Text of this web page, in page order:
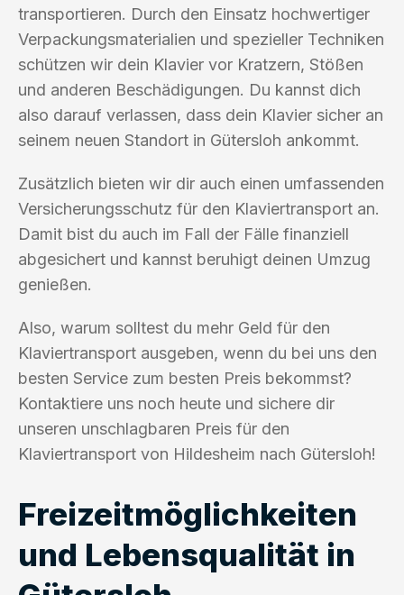
transportieren. Durch den Einsatz hochwertiger
Verpackungsmaterialien und spezieller Techniken
schützen wir dein Klavier vor Kratzern, Stößen
und anderen Beschädigungen. Du kannst dich
also darauf verlassen, dass dein Klavier sicher an
seinem neuen Standort in Gütersloh ankommt.
Zusätzlich bieten wir dir auch einen umfassenden
Versicherungsschutz für den Klaviertransport an.
Damit bist du auch im Fall der Fälle finanziell
abgesichert und kannst beruhigt deinen Umzug
genießen.
Also, warum solltest du mehr Geld für den
Klaviertransport ausgeben, wenn du bei uns den
besten Service zum besten Preis bekommst?
Kontaktiere uns noch heute und sichere dir
unseren unschlagbaren Preis für den
Klaviertransport von Hildesheim nach Gütersloh!
Freizeitmöglichkeiten
und Lebensqualität in